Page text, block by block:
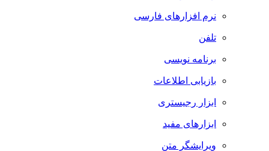
نرم افزارهای فارسی
تلفن
برنامه نویسی
بازیابی اطلاعات
ابزار رجیستری
ابزارهای مفید
ویرایشگر متن